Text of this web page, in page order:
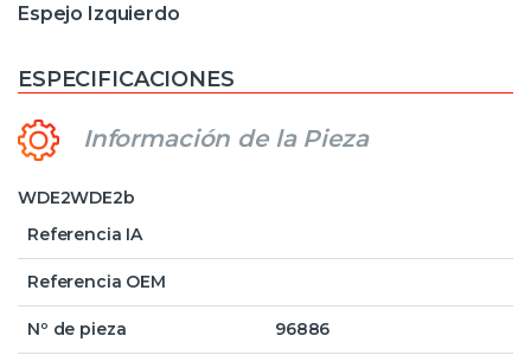
Espejo Izquierdo
ESPECIFICACIONES
Información de la Pieza
WDE2WDE2b
Referencia IA
Referencia OEM
Nº de pieza 96886